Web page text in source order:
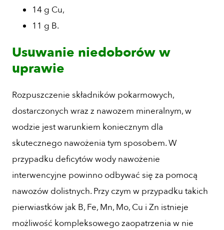
14 g Cu,
11 g B.
Usuwanie niedoborów w
uprawie
Rozpuszczenie składników pokarmowych,
dostarczonych wraz z nawozem mineralnym, w
wodzie jest warunkiem koniecznym dla
skutecznego nawożenia tym sposobem. W
przypadku deficytów wody nawożenie
interwencyjne powinno odbywać się za pomocą
nawozów dolistnych. Przy czym w przypadku takich
pierwiastków jak B, Fe, Mn, Mo, Cu i Zn istnieje
możliwość kompleksowego zaopatrzenia w nie